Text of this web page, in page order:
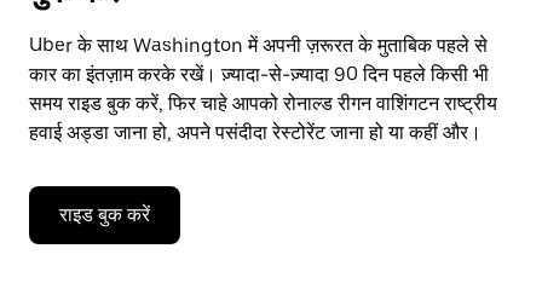
Uber के साथ Washington में अपनी ज़रूरत के मुताबिक पहले से
कार का इंतज़ाम करके रखें। ज़्यादा-से-ज़्यादा 90 दिन पहले किसी भी
समय राइड बुक करें, फिर चाहे आपको रोनाल्ड रीगन वाशिंगटन राष्ट्रीय
हवाई अड्डा जाना हो, अपने पसंदीदा रेस्टोरेंट जाना हो या कहीं और।
राइड बुक करें